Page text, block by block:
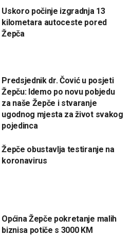
Uskoro počinje izgradnja 13
kilometara autoceste pored
Žepča
Predsjednik dr. Čović u posjeti
Žepču: Idemo po novu pobjedu
za naše Žepče i stvaranje
ugodnog mjesta za život svakog
pojedinca
Žepče obustavlja testiranje na
koronavirus
Općina Žepče pokretanje malih
biznisa potiče s 3000 KM